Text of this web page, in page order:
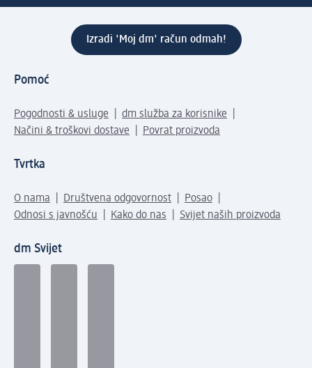
Izradi 'Moj dm' račun odmah!
Pomoć
Pogodnosti & usluge
dm služba za korisnike
Načini & troškovi dostave
Povrat proizvoda
Tvrtka
O nama Društvena odgovornost
Posao
Odnosi s javnošću
Kako do nas Svijet naših proizvoda
dm Svijet